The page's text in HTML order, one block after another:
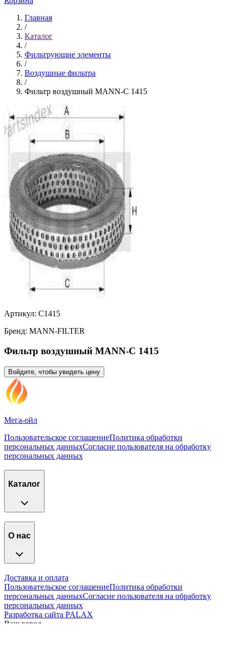
Главная
/
Каталог
/
Фильтрующие элементы
/
Воздушные фильтра
/
Фильтр воздушный MANN-C 1415
Артикул: C1415
Бренд: MANN-FILTER
Фильтр воздушный MANN-C 1415
Войдите, чтобы увидеть цену
Мега-ойл
Пользовательское соглашениеПолитика обработки
персональных данныхСогласие пользователя на обработку
персональных данных
Каталог
О нас
Доставка и оплата
Пользовательское соглашениеПолитика обработки
персональных данныхСогласие пользователя на обработку
персональных данных
Разработка сайта PALAX
Ваш город